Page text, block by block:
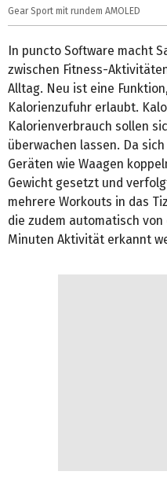
Gear Sport mit rundem AMOLED
In puncto Software macht
zwischen Fitness-
Alltag. Neu ist eine
Kalorienzufuhr erlaubt.
Kalorienverbrauch sollen
überwachen lassen. Da
Geräten wie Waagen
Gewicht gesetzt und
mehrere Workouts in das
die zudem automatisch
Minuten Aktivität erkannt